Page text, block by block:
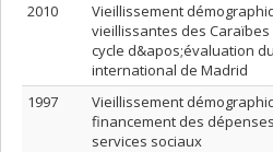
2010
Vieillissement
vieillissantes des
cycle d&apos;évaluation
international de Madrid
1997
Vieillissement
financement des
services sociaux